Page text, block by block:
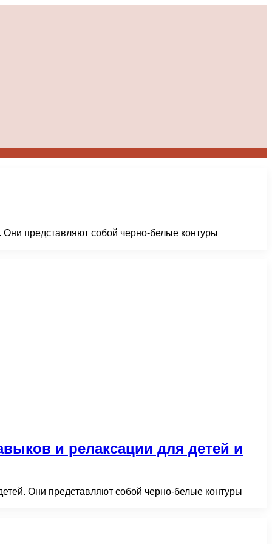
Они представляют собой черно-белые контуры
и релаксации для детей и
Они представляют собой черно-белые контуры